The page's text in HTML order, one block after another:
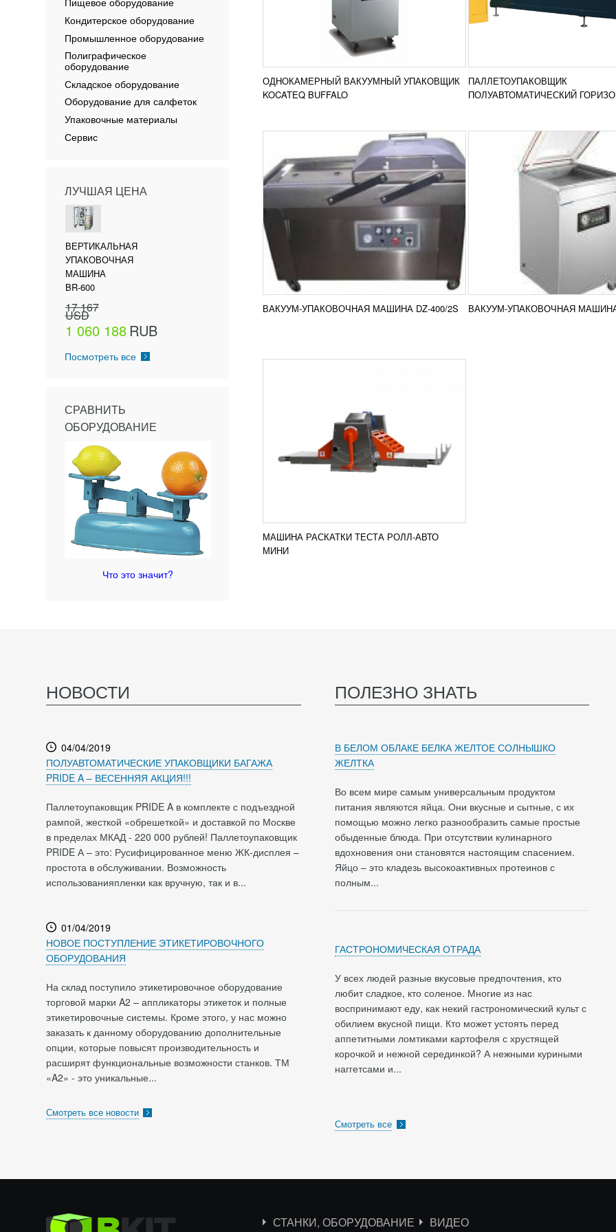
ОДНОКАМЕРНЫЙ ВАКУУМНЫЙ УПАКОВЩИК
KOCATEQ BUFFALO
ПАЛЛЕТОУПАКОВЩИК
ПОЛУАВТОМАТИЧЕСКИЙ
RUB
Вакуумная машина DZ-400/2S
используется для упаковки продуктов.
Аппарат имеет камеру большой
емкостью и две сварочные пластины,
длина...
ПОДРОБНЕЕ
Добавить в
сравнение
ВАКУУМ-УПАКОВОЧНАЯ МАШИНА DZ-400/2S
126 139RUB
объемной камерой и двумя
сварочными пластинами...
ПОДРОБНЕЕ
ВАКУУМ-УПАКОВОЧНАЯ МАШИНА
МАШИНА РАСКАТКИ ТЕСТА
РОЛЛ-АВТО МИНИ
RUB
мини Машина «Ролл-авто мини»
предназначена для механизации и
упрощения процесса раскатки теста.
Это может быть...
ПОДРОБНЕЕ сравнение
МАШИНА РАСКАТКИ ТЕСТА РОЛЛ-АВТО
МИНИ
Кондитерское оборудование
Промышленное оборудование
Полиграфическое
оборудование
Складское оборудование
Оборудование для салфеток
Упаковочные материалы
Сервис
ЛУЧШАЯ ЦЕНА
ВЕРТИКАЛЬНАЯ
УПАКОВОЧНАЯ
МАШИНА
BR-600
17 167
USD
1 060 188RUB
Посмотреть все
СРАВНИТЬ
ОБОРУДОВАНИЕ
Что это значит?
НОВОСТИ
04/04/2019
ПОЛУАВТОМАТИЧЕСКИЕ УПАКОВЩИКИ БАГАЖА
PRIDE A – ВЕСЕННЯЯ АКЦИЯ!!!
Паллетоупаковщик PRIDE A в комплекте с подъездной
рампой, жесткой «обрешеткой» и доставкой по Москве
в пределах МКАД - 220 000 рублей! Паллетоупаковщик
PRIDE А – это: Русифицированное меню ЖК-дисплея –
простота в обслуживании. Возможность
использованияпленки как вручную, так и в...
01/04/2019
НОВОЕ ПОСТУПЛЕНИЕ ЭТИКЕТИРОВОЧНОГО
ОБОРУДОВАНИЯ
На склад поступило этикетировочное оборудование
торговой марки A2 – аппликаторы этикеток и полные
этикетировочные системы. Кроме этого, у нас можно
заказать к данному оборудованию дополнительные
опции, которые повысят производительность и
расширят функциональные возможности станков. ТМ
«A2» - это уникальные...
Смотреть все новости
ПОЛЕЗНО ЗНАТЬ
В БЕЛОМ ОБЛАКЕ БЕЛКА ЖЕЛТОЕ СОЛНЫШКО
ЖЕЛТКА
Во всем мире самым универсальным продуктом
питания являются яйца. Они вкусные и сытные, с их
помощью можно легко разнообразить самые простые
обыденные блюда. При отсутствии кулинарного
вдохновения они становятся настоящим спасением.
Яйцо – это кладезь высокоактивных протеинов с
полным...
ГАСТРОНОМИЧЕСКАЯ ОТРАДА
У всех людей разные вкусовые предпочтения, кто
любит сладкое, кто соленое. Многие из нас
воспринимают еду, как некий гастрономический культ с
обилием вкусной пищи. Кто может устоять перед
аппетитными ломтиками картофеля с хрустящей
корочкой и нежной серединкой? А нежными куриными
наггетсами и...
Смотреть все
СТАНКИ, ОБОРУДОВАНИЕ ВИДЕО